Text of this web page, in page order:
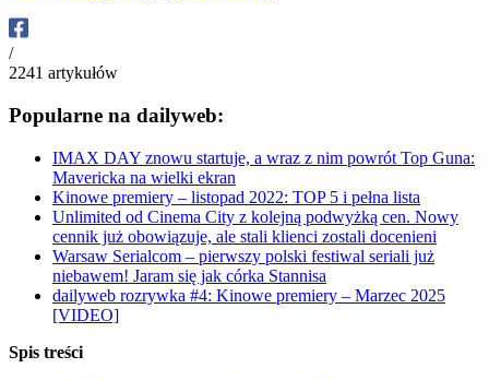
/
2241 artykułów
Popularne na dailyweb:
IMAX DAY znowu startuje, a wraz z nim powrót Top Guna:
Mavericka na wielki ekran
Kinowe premiery – listopad 2022: TOP 5 i pełna lista
Unlimited od Cinema City z kolejną podwyżką cen. Nowy
cennik już obowiązuje, ale stali klienci zostali docenieni
Warsaw Serialcom – pierwszy polski festiwal seriali już
niebawem! Jaram się jak córka Stannisa
dailyweb rozrywka #4: Kinowe premiery – Marzec 2025
[VIDEO]
Spis treści